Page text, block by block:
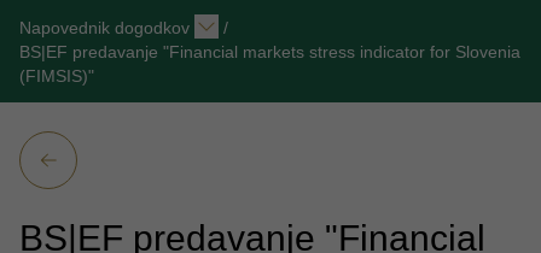
Napovednik dogodkov
/
BS|EF predavanje "Financial markets stress indicator for Slovenia
(FIMSIS)"
BS|EF predavanje "Financial